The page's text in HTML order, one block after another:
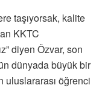
taşıyorsak, kalite
KKTC
diyen Özvar, son
dünyada büyük bir
uluslararası öğrenci